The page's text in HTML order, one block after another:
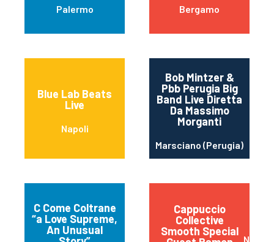
Palermo Bergamo
Blue Lab Beats
Live
Napoli
Bob Mintzer &
Pbb Perugia Big
Band Live Diretta
Da Massimo
Morganti
Marsciano (Perugia)
C Come Coltrane
“a Love Supreme,
An Unusual
Cappuccio
Collective
Smooth Special
Napoli